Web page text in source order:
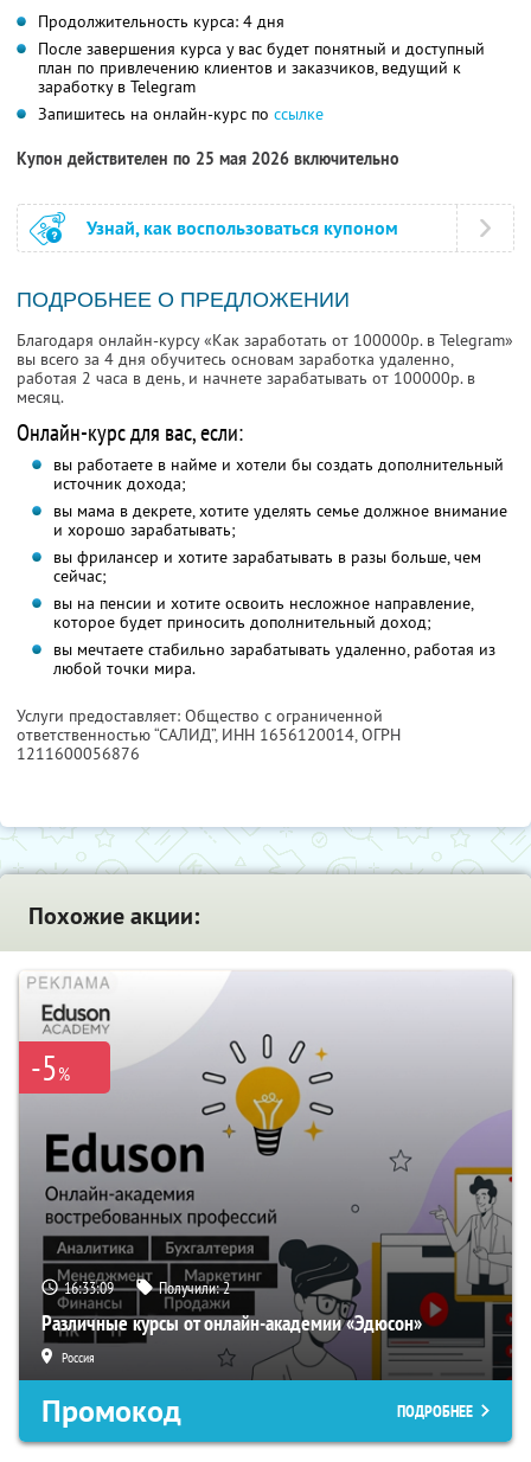
Продолжительность курса: 4 дня
После завершения курса у вас будет понятный и доступный
план по привлечению клиентов и заказчиков, ведущий к
заработку в Telegram
Запишитесь на онлайн-курс по ссылке
Купон действителен по 25 мая 2026 включительно
Узнай, как воспользоваться купоном
ПОДРОБНЕЕ О ПРЕДЛОЖЕНИИ
Благодаря онлайн-курсу «Как заработать от 100000р. в Telegram»
вы всего за 4 дня обучитесь основам заработка удаленно,
работая 2 часа в день, и начнете зарабатывать от 100000р. в
месяц.
Онлайн-курс для вас, если:
вы работаете в найме и хотели бы создать дополнительный
источник дохода;
вы мама в декрете, хотите уделять семье должное внимание
и хорошо зарабатывать;
вы фрилансер и хотите зарабатывать в разы больше, чем
сейчас;
вы на пенсии и хотите освоить несложное направление,
которое будет приносить дополнительный доход;
вы мечтаете стабильно зарабатывать удаленно, работая из
любой точки мира.
Услуги предоставляет: Общество с ограниченной
ответственностью “САЛИД”, ИНН 1656120014, ОГРН
1211600056876
Похожие акции:
-5%
16:33:08 Получили:2
Различные курсы от онлайн-академии «Эдюсон»
Россия
Промокод ПОДРОБНЕЕ